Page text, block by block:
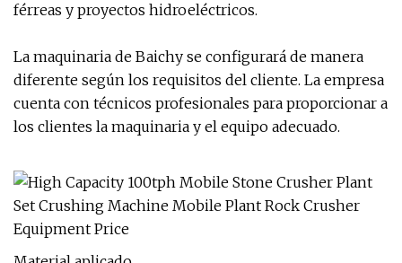
férreas y proyectos hidroeléctricos.
La maquinaria de Baichy se configurará de manera
diferente según los requisitos del cliente. La empresa
cuenta con técnicos profesionales para proporcionar a
los clientes la maquinaria y el equipo adecuado.